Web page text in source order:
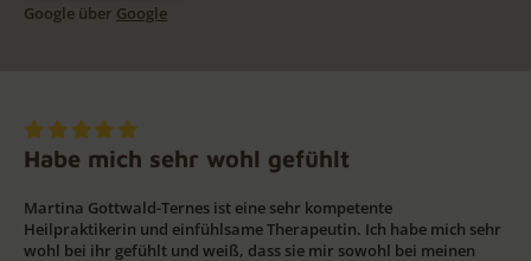
Google über Google
Habe mich sehr wohl gefühlt
Martina Gottwald-Ternes ist eine sehr kompetente
Heilpraktikerin und einfühlsame Therapeutin. Ich habe mich sehr
wohl bei ihr gefühlt und weiß, dass sie mir sowohl bei meinen